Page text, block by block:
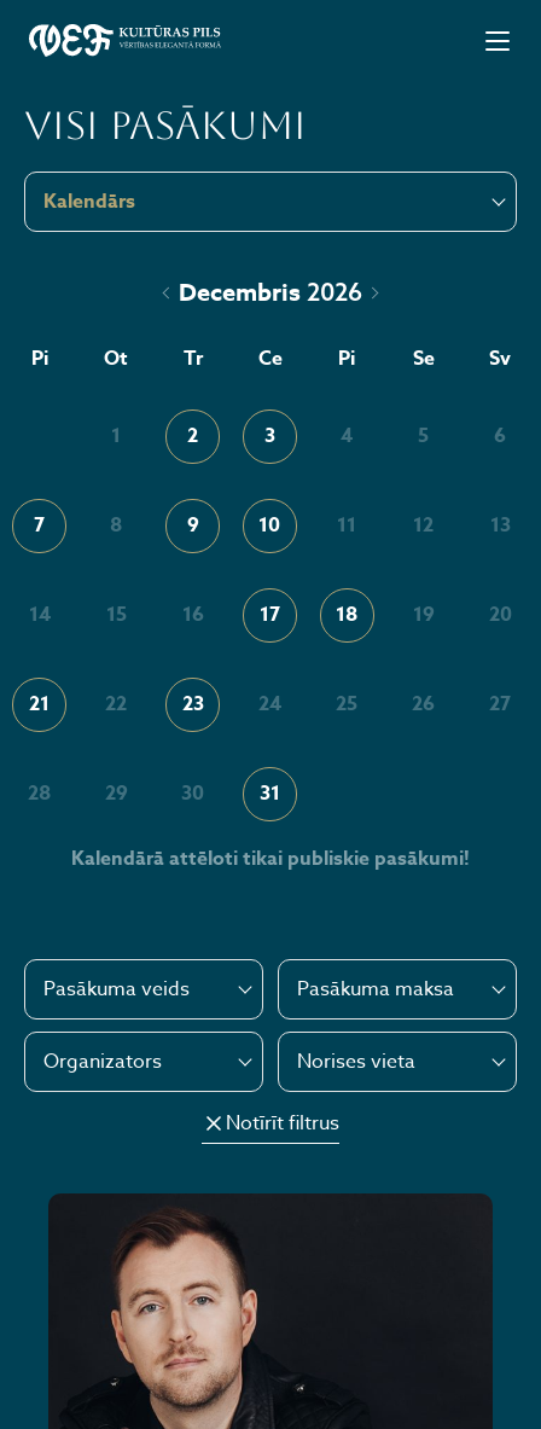
Decembris 2026
Pi Ot Tr Ce Pi Se Sv
1 2 3 4 5 6
7 8 9 10 11 12 13
14 15 16 17 18 19 20
21 22 23 24 25 26 27
28 29 30 31
Kalendārā attēloti tikai publiskie pasākumi!
Visi pasākumi
Pasākuma veids Pasākuma maksa
Organizators Norises vieta
Notīrīt filtrus
Kalendārs